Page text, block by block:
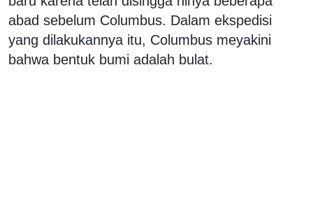
abad sebelum Columbus. Dalam ekspedisi
yang dilakukannya itu, Columbus meyakini
bahwa bentuk bumi adalah bulat.